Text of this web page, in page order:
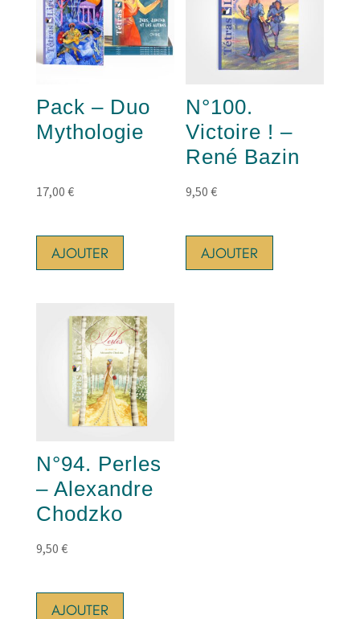
Pack – Duo
Mythologie
17,00 €
AJOUTER
N°100.
Victoire ! –
René Bazin
9,50€
AJOUTER
N°94. Perles
– Alexandre
Chodzko
9,50 €
AJOUTER